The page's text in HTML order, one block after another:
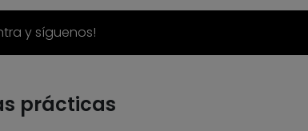
y síguenos!
prácticas